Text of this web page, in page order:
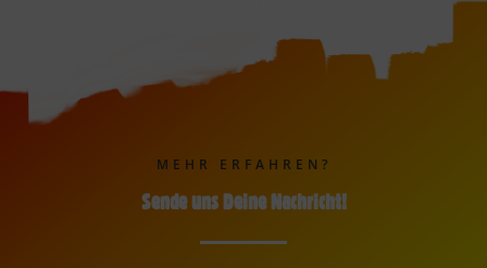
MEHR ERFAHREN?
Sende uns Deine Nachricht!